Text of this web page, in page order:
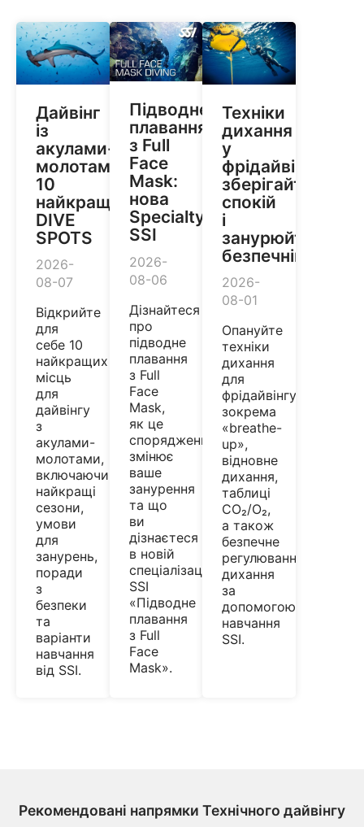
Дайвінг
із
акулами-
молотами:
10
найкращих
DIVE
SPOTS
2026-
08-07
Відкрийте
для
себе 10
найкращих
місць
для
дайвінгу
з
акулами-
молотами,
включаючи
найкращі
сезони,
умови
для
занурень,
поради
з
безпеки
та
варіанти
навчання
від SSI.
Підводне
плавання
з Full
Face
Mask:
нова
Specialty
SSI
2026-
08-06
Дізнайтеся
про
підводне
плавання
з Full
Face
Mask,
як це
спорядження
змінює
ваше
занурення
та що
ви
дізнаєтеся
в новій
спеціалізації
SSI
«Підводне
плавання
з Full
Face
Mask».
Техніки
дихання
у
фрідайвінгу:
зберігайте
спокій
і
занурюйтеся
безпечніше
2026-
08-01
Опануйте
техніки
дихання
для
фрідайвінгу,
зокрема
«breathe-
up»,
відновне
дихання,
таблиці
CO₂/O₂,
а також
безпечне
регулювання
дихання
за
допомогою
навчання
SSI.
Рекомендовані напрямки Технічного дайвінгу